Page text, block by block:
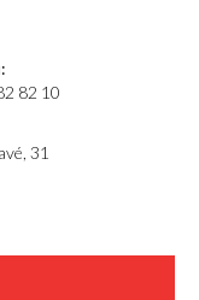
82 10
31